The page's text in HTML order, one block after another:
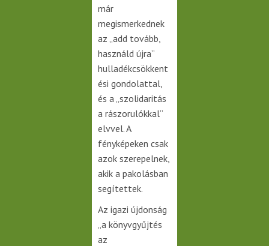
már
megismerkednek
az „add tovább,
használd újra”
hulladékcsökkent
ési gondolattal,
és a „szolidaritás
a rászorulókkal”
elvvel. A
fényképeken csak
azok szerepelnek,
akik a pakolásban
segítettek.
Az igazi újdonság
„a könyvgyűjtés
az